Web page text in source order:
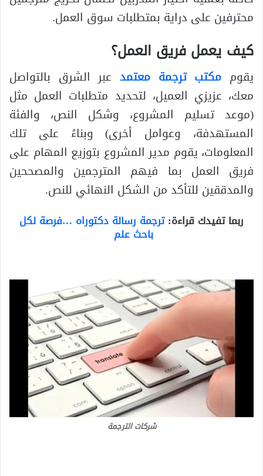
محترفين على دراية بمتطلبات سوق العمل.
كيف يعمل فريق العمل؟
يقوم مكتب ترجمة معتمد عبر الشرق بالتواصل
معك، عزيزي العميل، لتحديد متطلبات العمل مثل
(موعد تسليم المشروع، وشكل النص، والفئة
المستهدفة، وعوامل أخرى) وبناءً على تلك
المعلومات، يقوم مدير المشروع بتوزيع المهام على
فريق العمل بما فيهم المترجمين والمصححين
والمدققين للتأكد من الشكل النهائي للنص.
ربما تفيدك قراءة:ترجمة رسالة دكتوراه …فرصة لكل
باحث علم
شركات الترجمة